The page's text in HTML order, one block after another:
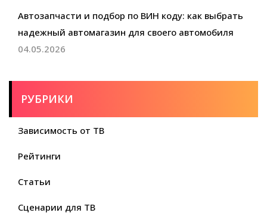
Автозапчасти и подбор по ВИН коду: как выбрать
надежный автомагазин для своего автомобиля
04.05.2026
РУБРИКИ
Зависимость от ТВ
Рейтинги
Статьи
Сценарии для ТВ